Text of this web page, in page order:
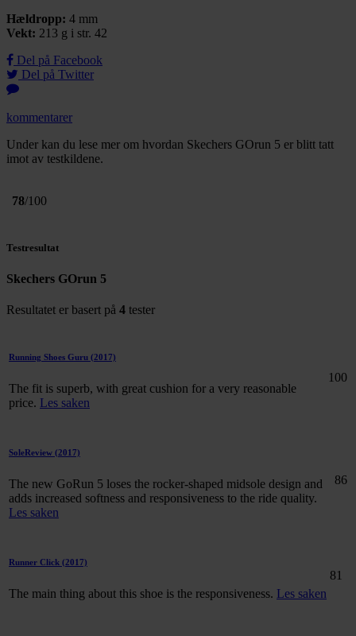
Hældropp: 4 mm
Vekt: 213 g i str. 42
Del på Facebook
Del på Twitter
kommentarer
Under kan du lese mer om hvordan Skechers GOrun 5 er blitt tatt
imot av testkildene.
78/100
Testresultat
Skechers GOrun 5
Resultatet er basert på 4 tester
Running Shoes Guru (2017)
The fit is superb, with great cushion for a very reasonable
price. Les saken
100
SoleReview (2017)
The new GoRun 5 loses the rocker-shaped midsole design and
adds increased softness and responsiveness to the ride quality.
Les saken
86
Runner Click (2017)
The main thing about this shoe is the responsiveness. Les saken
81